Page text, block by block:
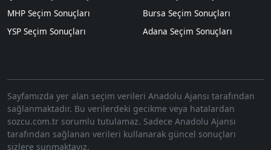
MHP Seçim Sonuçları
YSP Seçim Sonuçları
Bursa Seçim Sonuçları
Adana Seçim Sonuçları
Sayfamızda yer alan seçim verileri Anadolu Ajansı tarafından
sağlanmaktadır. Bu verilerdeki gecikme veya hatalardan
sozcu.com.tr sorumlu tutulamaz. Sadece Anadolu Ajansı
tarafından sağlanan verileri kullanarak güncel sonuçları
sizlere sunmaktayız.